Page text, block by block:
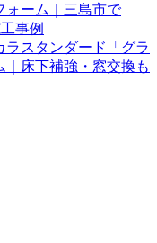
ォーム｜三島市で
事例
スタンダード「グラ
｜床下補強・窓交換も